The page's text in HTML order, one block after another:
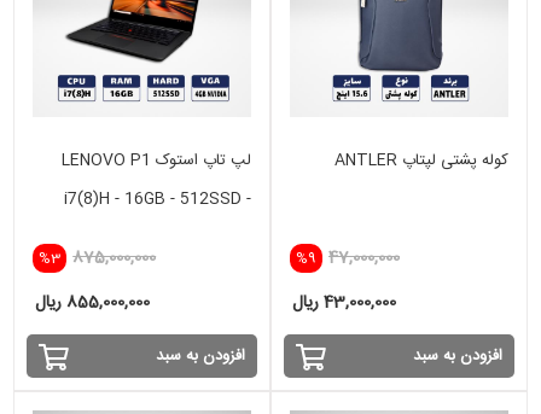
کوله پشتی لپتاپ ANTLER
%9 47,000,000
43,000,000 ریال
افزودن به سبد
لپ تاپ استوک LENOVO P1
i7(8)H - 16GB - 512SSD -
%3 875,000,000
855,000,000 ریال
افزودن به سبد